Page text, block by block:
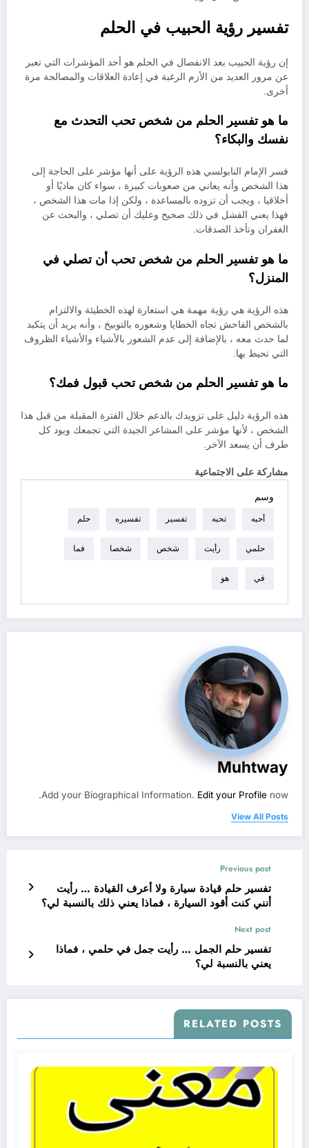
تفسير رؤية الحبيب في الحلم
إن رؤية الحبيب بعد الانفصال في الحلم هو أحد المؤشرات التي تعبر
عن مرور العديد من الأزم الرغبة في إعادة العلاقات والمصالحة مرة
أخرى.
ما هو تفسير الحلم من شخص تحب التحدث مع
نفسك والبكاء؟
فسر الإمام النابولسي هذه الرؤية على أنها مؤشر على الحاجة إلى
هذا الشخص وأنه يعاني من صعوبات كبيرة ، سواء كان ماديًا أو
أخلاقيا ، ويجب أن تزوده بالمساعدة ، ولكن إذا مات هذا الشخص ،
فهذا يعني الفشل في ذلك صحيح وعليك أن تصلي ، والبحث عن
الغفران وتأخذ الصدقات.
ما هو تفسير الحلم من شخص تحب أن تصلي في
المنزل؟
هذه الرؤية هي رؤية مهمة هي استعارة لهذه الخطيئة والالتزام
بالشخص الفاحش تجاه الخطايا وشعوره بالتوبيخ ، وأنه يريد أن يتكبد
لما حدث معه ، بالإضافة إلى عدم الشعور بالأشياء والأشياء الظروف
التي تحيط بها.
ما هو تفسير الحلم من شخص تحب قبول فمك؟
هذه الرؤية دليل على تزويدك بالدعم خلال الفترة المقبلة من قبل هذا
الشخص ، لأنها مؤشر على المشاعر الجيدة التي تجمعك ويود كل
طرف أن يسعد الآخر.
مشاركة على الاجتماعية
وسم
أحبه تحبه تفسير تفسيره حلم
حلمي رأيت شخص شخصا فما
في هو
Muhtway
Add your Biographical Information. Edit your Profile now.
View All Posts
Previous post
تفسير حلم قيادة سيارة ولا أعرف القيادة … رأيت
أنني كنت أقود السيارة ، فماذا يعني ذلك بالنسبة لي؟
Next post
تفسير حلم الجمل … رأيت جمل في حلمي ، فماذا
يعني بالنسبة لي؟
RELATED POSTS